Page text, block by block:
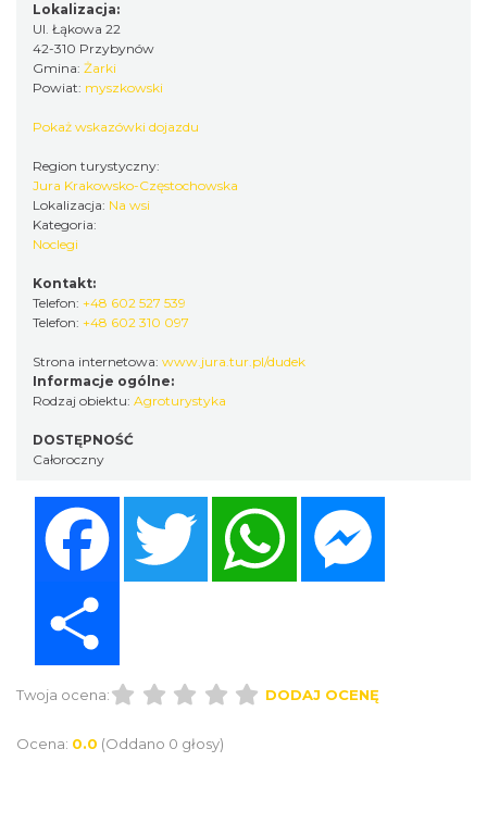
Lokalizacja:
Ul. Łąkowa 22
42-310 Przybynów
Gmina: Żarki
Powiat: myszkowski
Pokaż wskazówki dojazdu
Region turystyczny:
Jura Krakowsko-Częstochowska
Lokalizacja: Na wsi
Kategoria:
Noclegi
Kontakt:
Telefon: +48 602 527 539
Telefon: +48 602 310 097
Strona internetowa: www.jura.tur.pl/dudek
Informacje ogólne:
Rodzaj obiektu: Agroturystyka
DOSTĘPNOŚĆ
Całoroczny
Twitter WhatsApp
Twoja ocena: DODAJ OCENĘ
Ocena: 0.0 (Oddano 0 głosy)